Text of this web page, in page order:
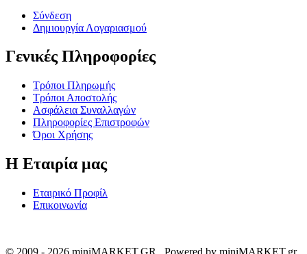
Σύνδεση
Δημιουργία Λογαριασμού
Γενικές Πληροφορίες
Τρόποι Πληρωμής
Τρόποι Αποστολής
Ασφάλεια Συναλλαγών
Πληροφορίες Επιστροφών
Όροι Χρήσης
Η Εταιρία μας
Εταιρικό Προφίλ
Επικοινωνία